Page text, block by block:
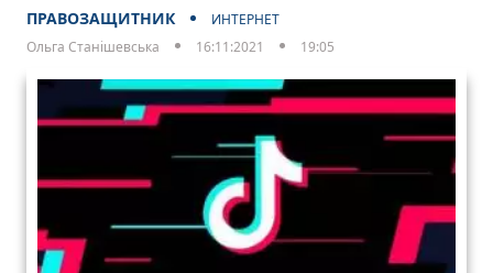
ПРАВОЗАЩИТНИК
ИНТЕРНЕТ
Ольга Станішевська
16:11:2021 19:05